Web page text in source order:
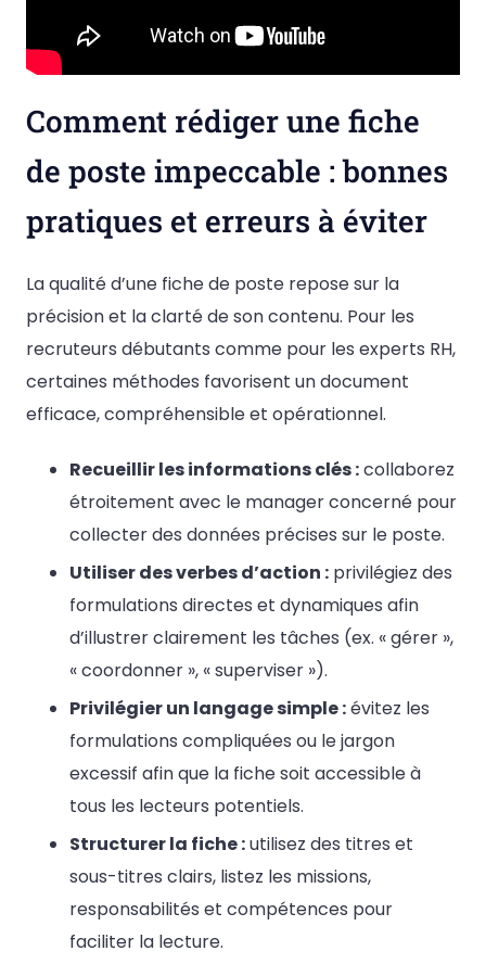
Comment rédiger une fiche
de poste impeccable : bonnes
pratiques et erreurs à éviter
La qualité d’une fiche de poste repose sur la
précision et la clarté de son contenu. Pour les
recruteurs débutants comme pour les experts RH,
certaines méthodes favorisent un document
efficace, compréhensible et opérationnel.
Recueillir les informations clés :collaborez
étroitement avec le manager concerné pour
collecter des données précises sur le poste.
Utiliser des verbes d’action : privilégiez des
formulations directes et dynamiques afin
d’illustrer clairement les tâches (ex. « gérer »,
« coordonner », « superviser »).
Privilégier un langage simple :évitez les
formulations compliquées ou le jargon
excessif afin que la fiche soit accessible à
tous les lecteurs potentiels.
Structurer la fiche :utilisez des titres et
sous-titres clairs, listez les missions,
responsabilités et compétences pour
faciliter la lecture.